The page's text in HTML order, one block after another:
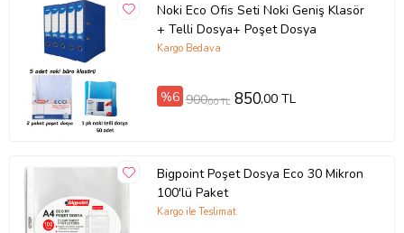
Noki Eco Ofis Seti Noki Geniş Klasör
+ Telli Dosya+ Poşet Dosya
Kargo Bedava
%6 900,00 TL 850,00 TL
Bigpoint Poşet Dosya Eco 30 Mikron
100'lü Paket
Kargo ile Teslimat